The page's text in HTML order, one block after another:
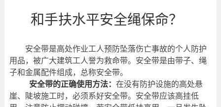
和手扶水平安全绳保命？
安全带是高处作业工人预防坠落伤亡事故的个人防护
用品，被广大建筑工人誉为救命带。安全带是由带子、绳
子和金属配件组成，总称安全带。
安全带的正确使用方法： 在没有防护设施的高处悬
崖、陡坡施工时，必须系好安全带。安全带应该高挂低